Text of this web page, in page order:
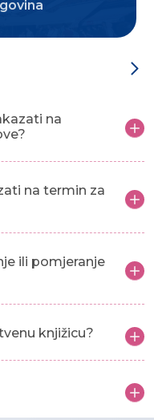
na
na termin za
ili pomjeranje
knjižicu?